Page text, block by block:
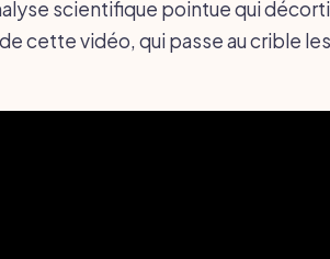
scientifique pointue qui
cette vidéo, qui passe au crible